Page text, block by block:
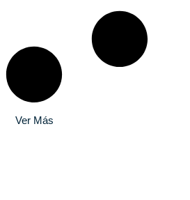
Ver Más